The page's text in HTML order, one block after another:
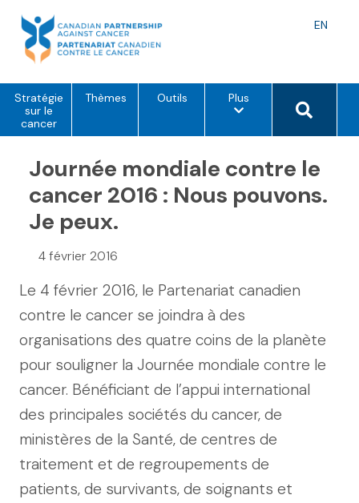
content
EN
Stratégie
sur le
cancer
Thèmes Outils Pluso
i
s
e
Search
Journée mondiale contre le
cancer 2016 : Nous pouvons.
Je peux.
4 février 2016
Le 4 février 2016, le Partenariat canadien
contre le cancer se joindra à des
organisations des quatre coins de la planète
pour souligner la Journée mondiale contre le
cancer. Bénéficiant de l’appui international
des principales sociétés du cancer, de
ministères de la Santé, de centres de
traitement et de regroupements de
patients, de survivants, de soignants et